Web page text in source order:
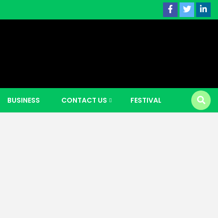
|
BUSINESS CONTACT US FESTIVAL